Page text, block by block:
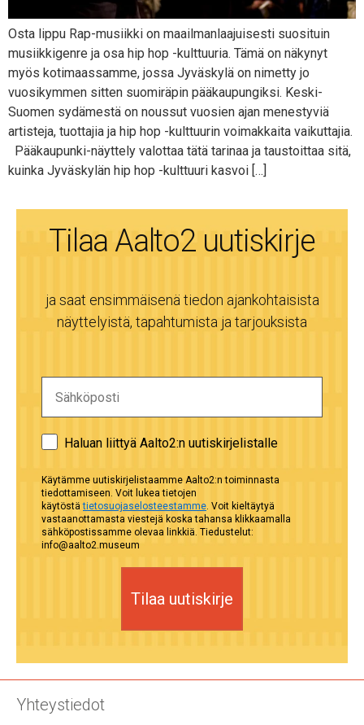
Osta lippu Rap-musiikki on maailmanlaajuisesti suosituin
musiikkigenre ja osa hip hop -kulttuuria. Tämä on näkynyt
myös kotimaassamme, jossa Jyväskylä on nimetty jo
vuosikymmen sitten suomiräpin pääkaupungiksi. Keski-
Suomen sydämestä on noussut vuosien ajan menestyviä
artisteja, tuottajia ja hip hop -kulttuurin voimakkaita vaikuttajia.
Pääkaupunki-näyttely valottaa tätä tarinaa ja taustoittaa sitä,
kuinka Jyväskylän hip hop -kulttuuri kasvoi […]
Tilaa Aalto2 uutiskirje
ja saat ensimmäisenä tiedon ajankohtaisista
näyttelyistä, tapahtumista ja tarjouksista
Haluan liittyä Aalto2:n uutiskirjelistalle
Käytämme uutiskirjelistaamme Aalto2:n toiminnasta
tiedottamiseen. Voit lukea tietojen
käytöstätietosuojaselosteestamme. Voit kieltäytyä
vastaanottamasta viestejä koska tahansa klikkaamalla
sähköpostissamme olevaa linkkiä. Tiedustelut:
info@aalto2.museum
Tilaa uutiskirje
Yhteystiedot